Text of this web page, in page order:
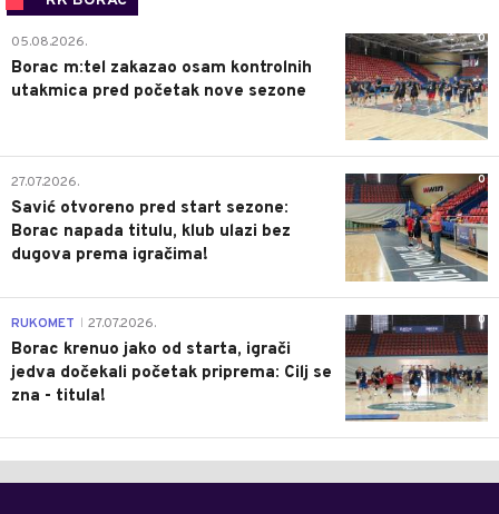
0
05.08.2026.
Borac m:tel zakazao osam kontrolnih
utakmica pred početak nove sezone
0
27.07.2026.
Savić otvoreno pred start sezone:
Borac napada titulu, klub ulazi bez
dugova prema igračima!
0
RUKOMET 27.07.2026.
Borac krenuo jako od starta, igrači
jedva dočekali početak priprema: Cilj se
zna - titula!